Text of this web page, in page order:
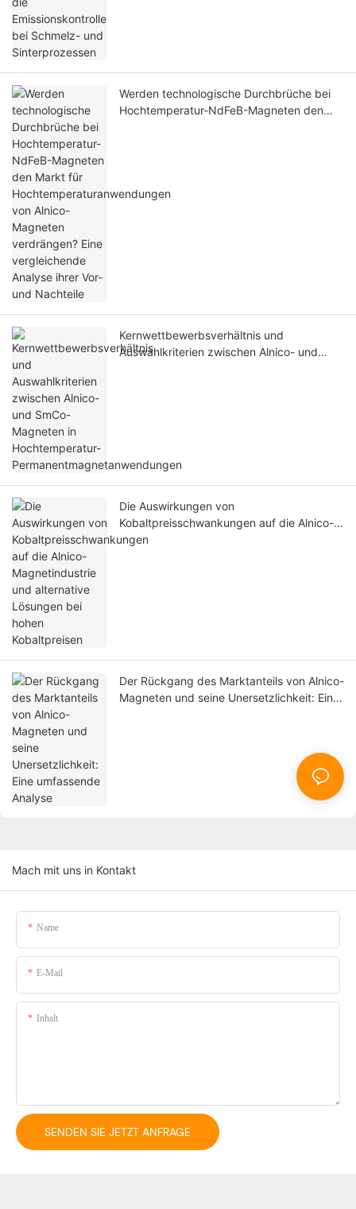
Werden technologische Durchbrüche bei
Hochtemperatur-NdFeB-Magneten den
Kernwettbewerbsverhältnis und
Auswahlkriterien zwischen Alnico- und
Die Auswirkungen von
Kobaltpreisschwankungen auf die Alnico-
Magnetindustrie und alternative Lösungen
Der Rückgang des Marktanteils von Alnico-
Magneten und seine Unersetzlichkeit: Eine
Mach mit uns in Kontakt
Name
E-Mail
Inhalt
SENDEN SIE JETZT ANFRAGE